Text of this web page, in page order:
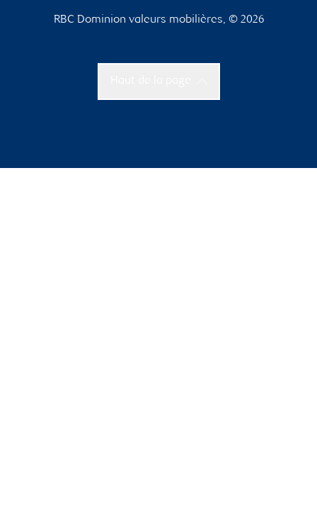
RBC Dominion valeurs mobilières, © 2026